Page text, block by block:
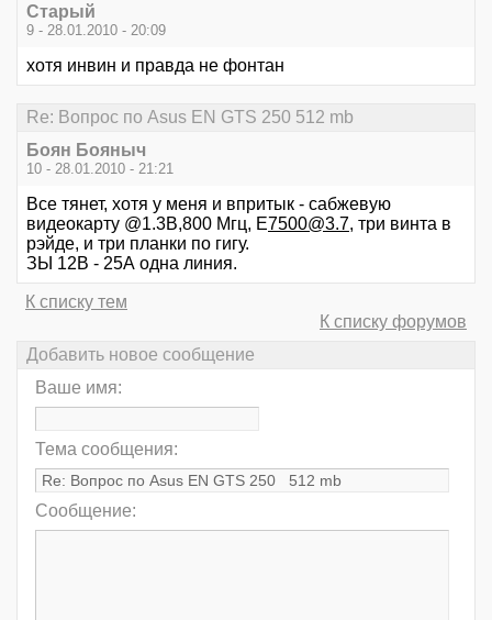
Старый
9 - 28.01.2010 - 20:09
хотя инвин и правда не фонтан
Re: Вопрос по Asus EN GTS 250 512 mb
Боян Бояныч
10 - 28.01.2010 - 21:21
Все тянет, хотя у меня и впритык - сабжевую
видеокарту @1.3В,800 Мгц, Е7500@3.7, три винта в
рэйде, и три планки по гигу.
ЗЫ 12В - 25А одна линия.
К списку тем
К списку форумов
Добавить новое сообщение
Ваше имя:
Тема сообщения:
Сообщение: